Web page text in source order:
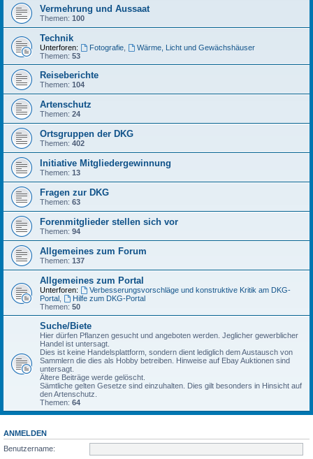
Vermehrung und Aussaat
Themen: 100
Technik
Unterforen: Fotografie,
Wärme, Licht und Gewächshäuser
Themen: 53
Reiseberichte
Themen: 104
Artenschutz
Themen: 24
Ortsgruppen der DKG
Themen: 402
Initiative Mitgliedergewinnung
Themen: 13
Fragen zur DKG
Themen: 63
Forenmitglieder stellen sich vor
Themen: 94
Allgemeines zum Forum
Themen: 137
Allgemeines zum Portal
Unterforen:
Verbesserungsvorschläge und konstruktive Kritik am DKG-
Portal
Hilfe zum DKG-Portal
Themen: 50
Suche/Biete
Hier dürfen Pflanzen gesucht und angeboten werden. Jeglicher gewerblicher
Handel ist untersagt.
Dies ist keine Handelsplattform, sondern dient lediglich dem Austausch von
Sammlern die dies als Hobby betreiben. Hinweise auf Ebay Auktionen sind
untersagt.
Ältere Beiträge werde gelöscht.
Sämtliche gelten Gesetze sind einzuhalten. Dies gilt besonders in Hinsicht auf
den Artenschutz.
Themen: 64
ANMELDEN
Benutzername: